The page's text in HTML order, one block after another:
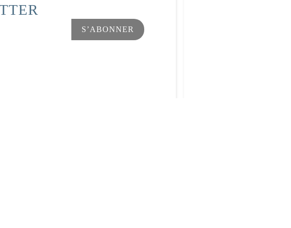
de confidentialité, en garantissant la conformité avec les